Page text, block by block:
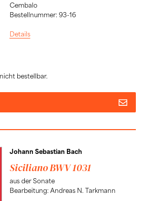
Cembalo
Bestellnummer: 93-16
Details
bestellbar.
Johann Sebastian Bach
Siciliano BWV 1031
aus der Sonate
Bearbeitung: Andreas N. Tarkmann